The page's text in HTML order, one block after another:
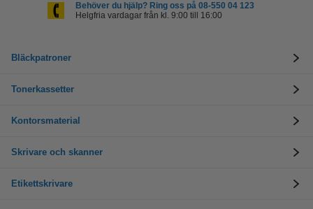
Behöver du hjälp? Ring oss på 08-550 04 123
Helgfria vardagar från kl. 9:00 till 16:00
Bläckpatroner
Tonerkassetter
Kontorsmaterial
Skrivare och skanner
Etikettskrivare